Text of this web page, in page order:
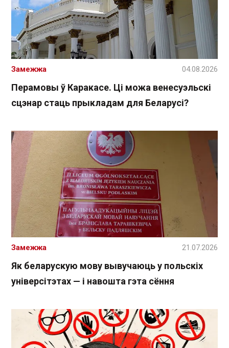
Перамовы ў Каракасе. Ці можа венесуэльскі
сцэнар стаць прыкладам для Беларусі?
Замежжа 04.08.2026
Як беларускую мову вывучаюць у польскіх
універсітэтах — і навошта гэта сёння
Замежжа 21.07.2026